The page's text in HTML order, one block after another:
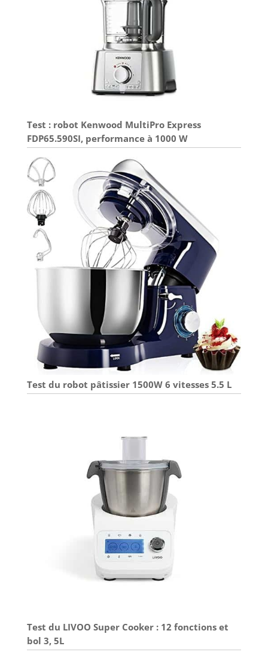
Test : robot Kenwood MultiPro Express
FDP65.590SI, performance à 1000 W
Test du robot pâtissier 1500W 6 vitesses 5.5 L
Test du LIVOO Super Cooker : 12 fonctions et
bol 3, 5L